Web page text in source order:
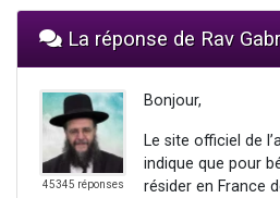
La réponse de Rav
45345 réponses
Bonjour,
Le site officiel de
indique que pour
résider en France